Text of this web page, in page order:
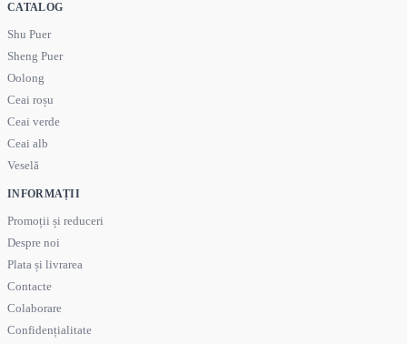
CATALOG
Shu Puer
Sheng Puer
Oolong
Ceai roșu
Ceai verde
Ceai alb
Veselă
INFORMAȚII
Promoții și reduceri
Despre noi
Plata și livrarea
Contacte
Colaborare
Confidențialitate